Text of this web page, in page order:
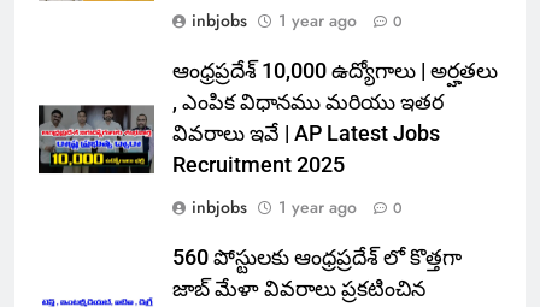
inbjobs
1 year ago 0
ఆంధ్రప్రదేశ్ 10,000 ఉద్యోగాలు | అర్హతలు
, ఎంపిక విధానము మరియు ఇతర
వివరాలు ఇవే | AP Latest Jobs
Recruitment 2025
inbjobs
1 year ago 0
560 పోస్టులకు ఆంధ్రప్రదేశ్ లో కొత్తగా
జాబ్ మేళా వివరాలు ప్రకటించిన